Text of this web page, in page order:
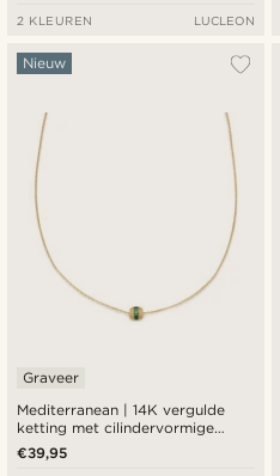
2 KLEUREN LUCLEON
Mediterranean | 14K vergulde
ketting met cilindervormige
hanger met smaragdgroene
zirkonia pavé
Nieuw
Graveer
€39,95